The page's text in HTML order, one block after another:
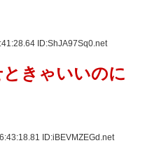
ID:ShJA97Sq0.net
きゃいいのに
ID:iBEVMZEGd.net